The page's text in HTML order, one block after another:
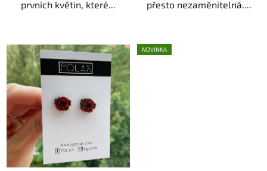
prvních květin, které... přesto nezaměnitelná....
NOVINKA